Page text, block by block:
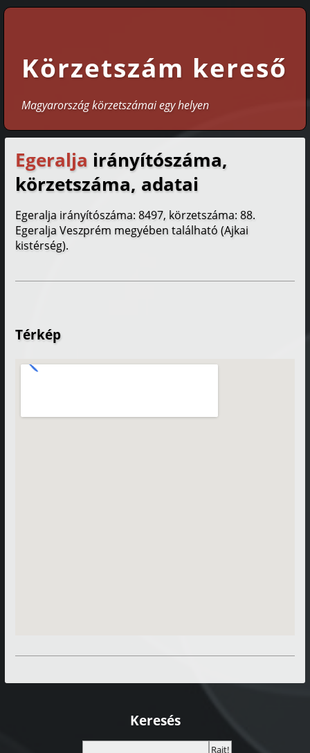
Körzetszám kereső
Magyarország körzetszámai egy helyen
Egeralja irányítószáma,
körzetszáma, adatai
Egeralja irányítószáma: 8497, körzetszáma: 88.
Egeralja Veszprém megyében található (Ajkai
kistérség).
Térkép
Keresés